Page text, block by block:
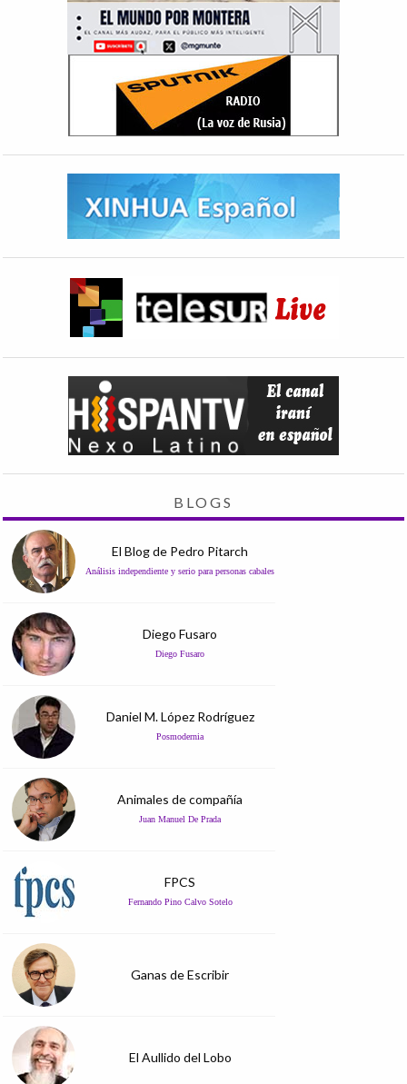
BLOGS
El Blog de Pedro Pitarch
Análisis independiente y serio para personas cabales
Diego Fusaro
Diego Fusaro
Daniel M. López Rodríguez
Posmodernia
Animales de compañía
Juan Manuel De Prada
FPCS
Fernando Pino Calvo Sotelo
Ganas de Escribir
El Aullido del Lobo